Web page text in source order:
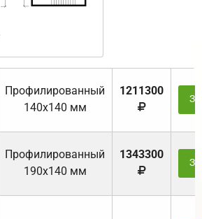
Профилированный
140х140 мм
1211300
Профилированный
190х140 мм
1343300